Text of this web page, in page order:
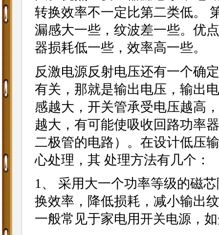
转换效率不一定比第二类低。
漏感大一些，纹波差一些。优
器损耗低一些，效率高一些。
反激电源反射电压还有一个确
有关，那就是输出电压，输出
感越大，开关管承受电压越高
越大，有可能使吸收回路功率
二极管的电路）。在设计低压
心处理，其 处理方法有几个：
1、 采用大一个功率等级的磁
换效率，降低损耗，减小输出
一般常见于家电用 开关电源，